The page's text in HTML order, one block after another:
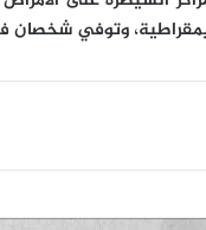
وتوفي شخصان